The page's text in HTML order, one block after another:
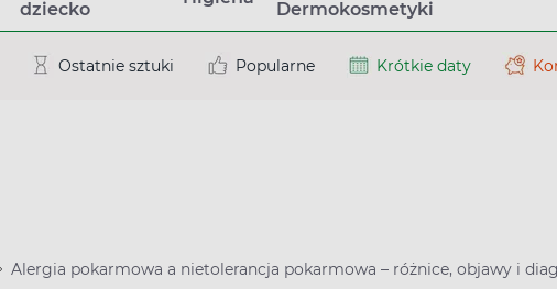
dziecko
Dermokosmetyki
Ostatnie sztuki Popularne Krótkie daty
Alergia pokarmowa a nietolerancja pokarmowa – różnice, objawy i